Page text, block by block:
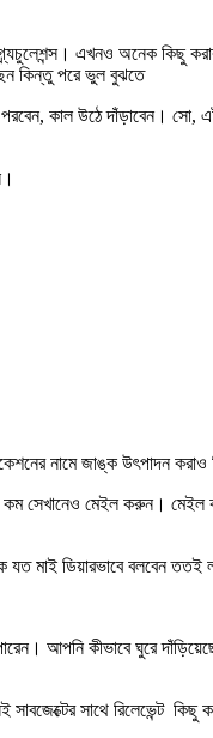
এখনও অনেক
কিন্তু পরে ভুল বুঝতে
কাল উঠে দাঁড়াবেন। সো,
নামে জাঙ্ক উৎপাদন করাও
কম সেখানেও মেইল করুন।
যত মাই ডিয়ারভাবে বলবেন ততই
আপনি কীভাবে ঘুরে
সাবজেক্টের সাথে